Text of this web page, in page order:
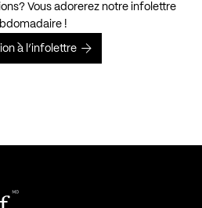
Vous adorerez notre infolettre
!
à l’infolettre